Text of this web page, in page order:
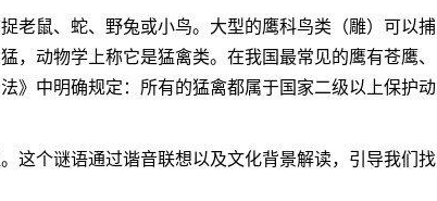
老鼠、蛇、野兔或小鸟。大型的鹰科鸟类（雕）可以捕
，动物学上称它是猛禽类。在我国最常见的鹰有苍鹰、
》中明确规定：所有的猛禽都属于国家二级以上保护动
这个谜语通过谐音联想以及文化背景解读，引导我们找